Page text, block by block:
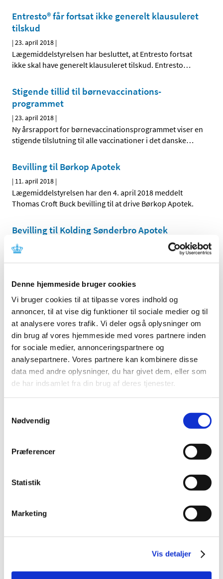
Denne hjemmeside bruger cookies
Vi bruger cookies til at tilpasse vores indhold og
annoncer, til at vise dig funktioner til sociale medier og til
at analysere vores trafik. Vi deler også oplysninger om
din brug af vores hjemmeside med vores partnere inden
for sociale medier, annonceringspartnere og
analysepartnere. Vores partnere kan kombinere disse
data med andre oplysninger, du har givet dem, eller som
de har indsamlet fra din brug af deres tjenester.
Nødvendig
Præferencer
Statistik
Marketing
Vis detaljer
Entresto® får fortsat ikke generelt klausuleret
tilskud
|23. april 2018 |
Lægemiddelstyrelsen har besluttet, at Entresto fortsat
ikke skal have generelt klausuleret tilskud. Entresto…
Stigende tillid til børnevaccinations-
programmet
|23. april 2018 |
Ny årsrapport for børnevaccinationsprogrammet viser en
stigende tilslutning til alle vaccinationer i det danske…
Bevilling til Børkop Apotek
| 11. april 2018 |
Lægemiddelstyrelsen har den 4. april 2018 meddelt
Thomas Croft Buck bevilling til at drive Børkop Apotek.
Bevilling til Kolding Sønderbro Apotek
|11. april 2018
Lægemiddelstyrelsen har den 9. april 2018 meddelt Ulrik
9. april 2018|
Lægemiddelstyrelsen har besluttet, at Adenuric skal have
generelt klausuleret tilskud med virkning fra 23. april…
Akupunkturnåle med falske CE-mærker
|6. april 2018|
Sterile akupunkturnåle med falsk CE-mærke sælges på
TID
2024 (224)
2022 (197)
2018 (150)